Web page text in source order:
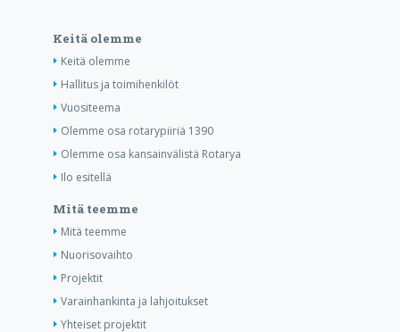
Keitä olemme
Keitä olemme
Hallitus ja toimihenkilöt
Vuositeema
Olemme osa rotarypiiriä 1390
Olemme osa kansainvälistä Rotarya
Ilo esitellä
Mitä teemme
Mitä teemme
Nuorisovaihto
Projektit
Varainhankinta ja lahjoitukset
Yhteiset projektit